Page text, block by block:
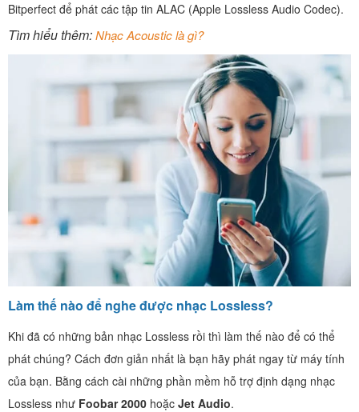
Bitperfect để phát các tập tin ALAC (Apple Lossless Audio Codec).
Tìm hiểu thêm:Nhạc Acoustic là gì?
Làm thế nào để nghe được nhạc Lossless?
Khi đã có những bản nhạc Lossless rồi thì làm thế nào để có thể
phát chúng? Cách đơn giản nhất là bạn hãy phát ngay từ máy tính
của bạn. Bằng cách cài những phần mềm hỗ trợ định dạng nhạc
Lossless như Foobar 2000 hoặc Jet Audio.